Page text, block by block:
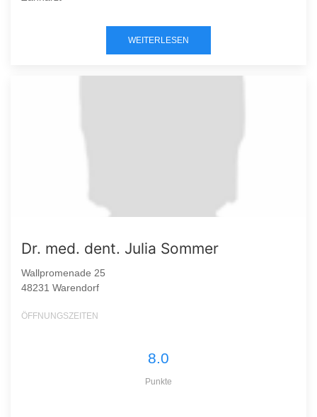
WEITERLESEN
Dr. med. dent. Julia Sommer
Wallpromenade 25
48231 Warendorf
ÖFFNUNGSZEITEN
8.0
Punkte